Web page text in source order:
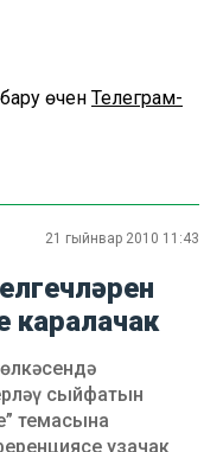
өчен Телеграм-
21 гыйнвар 2010 11:43
каралачак
сыйфатын
темасына
узачак